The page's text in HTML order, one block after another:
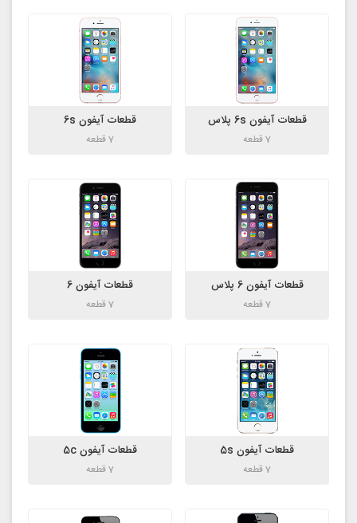
قطعات آیفون 6s پلاس
7 قطعه
قطعات آیفون 6s
7 قطعه
قطعات آیفون 6 پلاس
7 قطعه
قطعات آیفون 6
7 قطعه
قطعات آیفون 5s
7 قطعه
قطعات آیفون 5c
7 قطعه